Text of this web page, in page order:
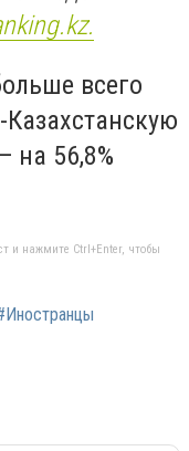
всего
на 56,8%
и нажмите Ctrl+Enter, чтобы